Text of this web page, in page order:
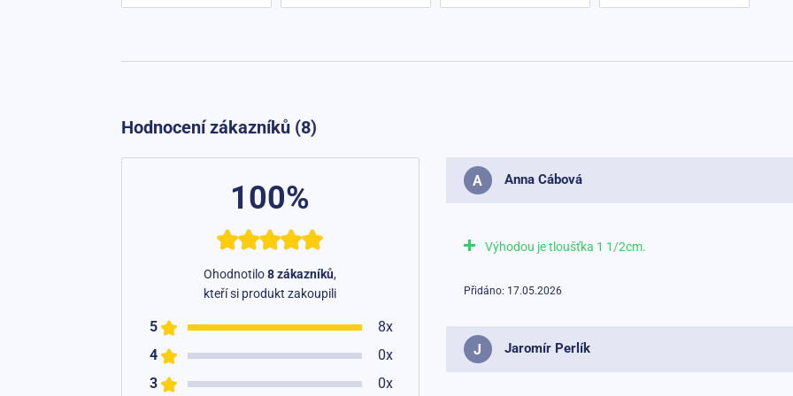
Hodnocení zákazníků (8)
100%
Ohodnotilo8 zákazníků,
kteří si produkt zakoupili
5
8x
4
0x
3
0x
A Anna Cábová
Výhodou je tloušťka 1 1/2cm.
Přidáno: 17.05.2026
J Jaromír Perlík